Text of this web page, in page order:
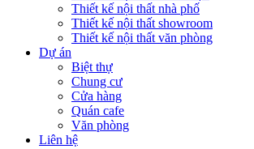
Thiết kế nội thất nhà phố
Thiết kế nội thất showroom
Thiết kế nội thất văn phòng
Dự án
Biệt thự
Chung cư
Cửa hàng
Quán cafe
Văn phòng
Liên hệ